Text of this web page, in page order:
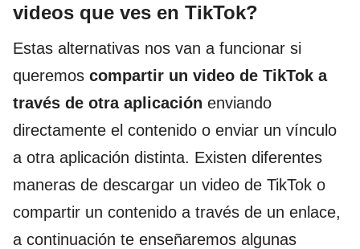
videos que ves en TikTok?
Estas alternativas nos van a funcionar si
queremos compartir un video de TikTok a
través de otra aplicación enviando
directamente el contenido o enviar un vínculo
a otra aplicación distinta. Existen diferentes
maneras de descargar un video de TikTok o
compartir un contenido a través de un enlace,
a continuación te enseñaremos algunas